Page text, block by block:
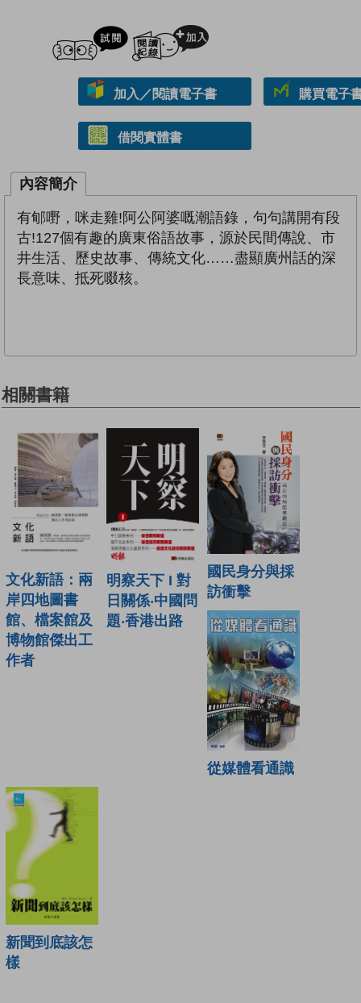
試閲
加入／閱讀電子書 購買電子
借閱實體書
內容簡介
有郇嘢，咪走雞!阿公阿婆嘅潮語錄，句句講開有段
古!127個有趣的廣東俗語故事，源於民間傳說、市
井生活、歷史故事、傳統文化……盡顯廣州話的深
長意味、抵死啜核。
相關書籍
文化新語：兩
岸四地圖書
館、檔案館及
博物館傑出工
作者
明察天下 I 對
日關係‧中國問
題‧香港出路
國民身分與採
訪衝擊
從媒體看通識
新聞到底該怎
樣